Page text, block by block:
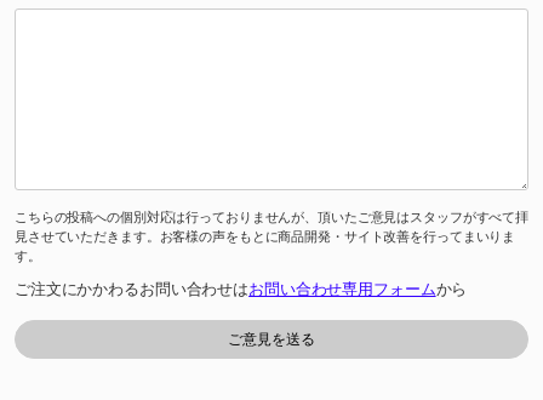
こちらの投稿への個別対応は行っておりませんが、頂いたご意見はスタッフがすべて拝
見させていただきます。お客様の声をもとに商品開発・サイト改善を行ってまいりま
す。
ご注文にかかわるお問い合わせはお問い合わせ専用フォームから